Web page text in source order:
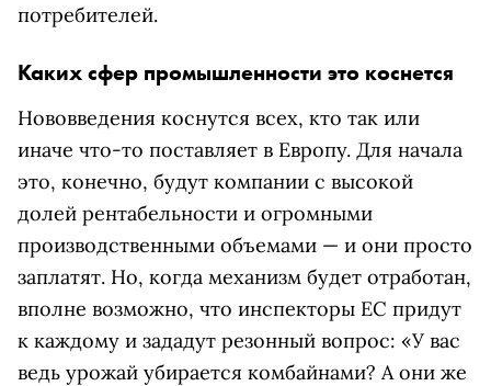
потребителей.
Каких сфер промышленности это коснется
Нововведения коснутся всех, кто так или
иначе что-то поставляет в Европу. Для начала
это, конечно, будут компании с высокой
долей рентабельности и огромными
производственными объемами — и они просто
заплатят. Но, когда механизм будет отработан,
вполне возможно, что инспекторы ЕС придут
к каждому и зададут резонный вопрос: «У вас
ведь урожай убирается комбайнами? А они же